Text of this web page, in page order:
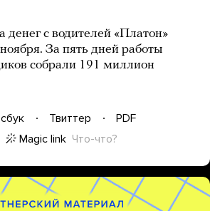
денег с водителей «Платон»
За пять дней работы
собрали 191 миллион
Твиттер
PDF
Magic link Что-что?